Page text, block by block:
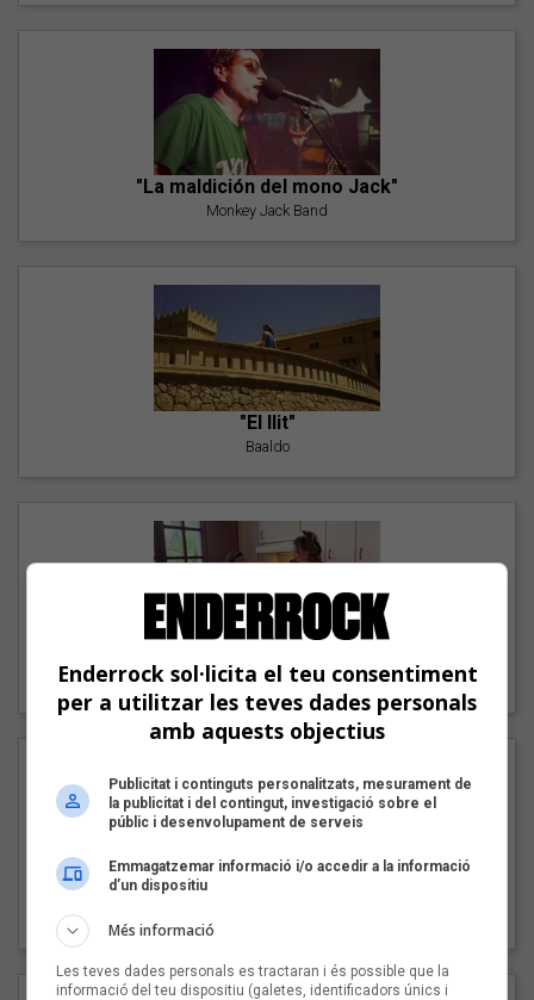
"La maldición del mono Jack"
Monkey Jack Band
"El llit"
Baaldo
Carmen y María
Enderrock sol·licita el teu consentiment
per a utilitzar les teves dades personals
amb aquests objectius
Publicitat i continguts personalitzats, mesurament de
la publicitat i del contingut, investigació sobre el
públic i desenvolupament de serveis
Emmagatzemar informació i/o accedir a la informació
d’un dispositiu
Més informació
Les teves dades personals es tractaran i és possible que la
informació del teu dispositiu (galetes, identificadors únics i